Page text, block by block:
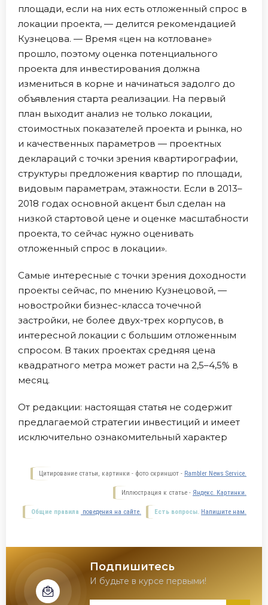
площади, если на них есть отложенный спрос в
локации проекта, — делится рекомендацией
Кузнецова. — Время «цен на котловане»
прошло, поэтому оценка потенциального
проекта для инвестирования должна
измениться в корне и начинаться задолго до
объявления старта реализации. На первый
план выходит анализ не только локации,
стоимостных показателей проекта и рынка, но
и качественных параметров — проектных
деклараций с точки зрения квартирографии,
структуры предложения квартир по площади,
видовым параметрам, этажности. Если в 2013–
2018 годах основной акцент был сделан на
низкой стартовой цене и оценке масштабности
проекта, то сейчас нужно оценивать
отложенный спрос в локации».
Самые интересные с точки зрения доходности
проекты сейчас, по мнению Кузнецовой, —
новостройки бизнес-класса точечной
застройки, не более двух-трех корпусов, в
интересной локации с большим отложенным
спросом. В таких проектах средняя цена
квадратного метра может расти на 2,5–4,5% в
месяц.
От редакции: настоящая статья не содержит
предлагаемой стратегии инвестиций и имеет
исключительно ознакомительный характер
Цитирование статьи, картинки - фото скриншот - Rambler News Service.
Иллюстрация к статье - Яндекс. Картинки.
Есть вопросы. Напишите нам.
Общие правила поведения на сайте.
Подпишитесь
И будьте в курсе первыми!